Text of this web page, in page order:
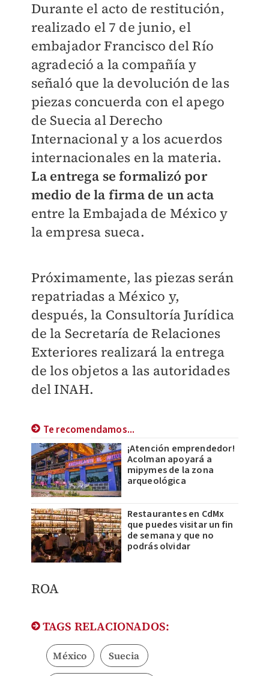
Durante el acto de restitución,
realizado el 7 de junio, el
embajador Francisco del Río
agradeció a la compañía y
señaló que la devolución de las
piezas concuerda con el apego
de Suecia al Derecho
Internacional y a los acuerdos
internacionales en la materia.
La entrega se formalizó por
medio de la firma de un acta
entre la Embajada de México y
la empresa sueca.
Próximamente, las piezas serán
repatriadas a México y,
después, la Consultoría Jurídica
de la Secretaría de Relaciones
Exteriores realizará la entrega
de los objetos a las autoridades
del INAH.
Te recomendamos...
¡Atención emprendedor!
Acolman apoyará a
mipymes de la zona
arqueológica
Restaurantes en CdMx
que puedes visitar un fin
de semana y que no
podrás olvidar
ROA
TAGS RELACIONADOS:
México Suecia